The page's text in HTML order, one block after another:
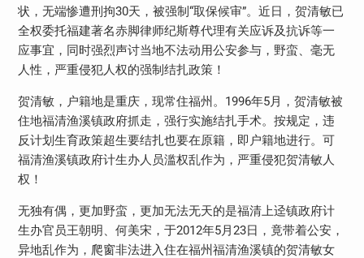
状，无端惨遭刑拘30天，被强制“取保候审”。近日，贺清敏已
全权委托福建著名赤脚律师纪斯尊代理有关应诉及抗诉等一
应事宜，同时强烈声讨当地不法动用公安参与，野蛮、毫无
人性，严重侵犯人权的强制结扎政策！
贺清敏，户籍地是重庆，现常住福州。1996年5月，贺清敏被
住地福清渔溪镇政府抓走，强行实施结扎手术。按规定，违
反计划生育政策超生要结扎也要在原籍，即户籍地进行。可
福清渔溪镇政府计生办人员滥权乱作为，严重侵犯贺清敏人
权！
无独有偶，更加野蛮，更加无法无天的是福清上迳镇政府计
生办官员王朝明、何美宋，于2012年5月23日，竟带着公安，
异地乱作为，爬窗非法进入住在福州福清渔溪镇的贺清敏女